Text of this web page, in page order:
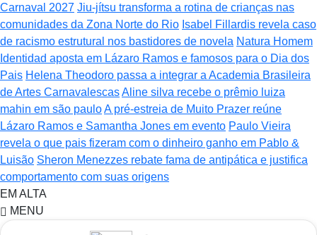
Carnaval 2027 Jiu-jítsu transforma a rotina de crianças nas
comunidades da Zona Norte do Rio Isabel Fillardis revela caso
de racismo estrutural nos bastidores de novela Natura Homem
Identidad aposta em Lázaro Ramos e famosos para o Dia dos
Pais Helena Theodoro passa a integrar a Academia Brasileira
de Artes CarnavalescasAline silva recebe o prêmio luiza
mahin em são pauloA pré-estreia de Muito Prazer reúne
Lázaro Ramos e Samantha Jones em evento Paulo Vieira
revela o que pais fizeram com o dinheiro ganho em Pablo &
Luisão Sheron Menezzes rebate fama de antipática e justifica
comportamento com suas origens
EM ALTA
MENU